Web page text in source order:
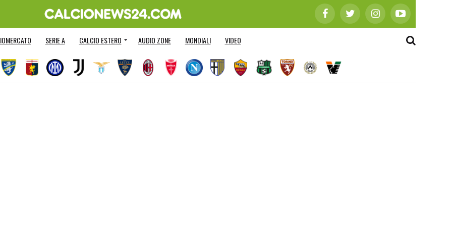
SERIE A CALCIO ESTERO AUDIO ZONE MONDIALI VIDEO